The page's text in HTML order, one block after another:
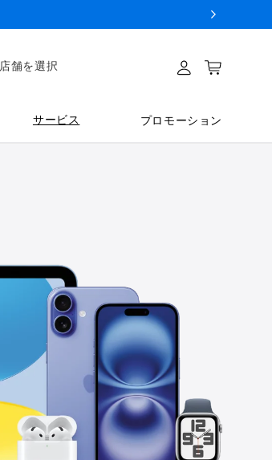
店舗を選択
ログイ
カート
サービス プロモーション